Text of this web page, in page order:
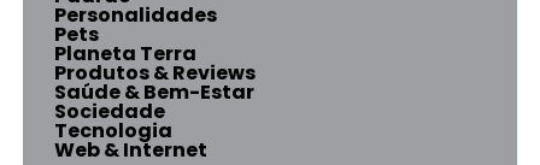
Personalidades
Pets
Planeta Terra
Produtos & Reviews
Saúde & Bem-Estar
Sociedade
Tecnologia
Web & Internet